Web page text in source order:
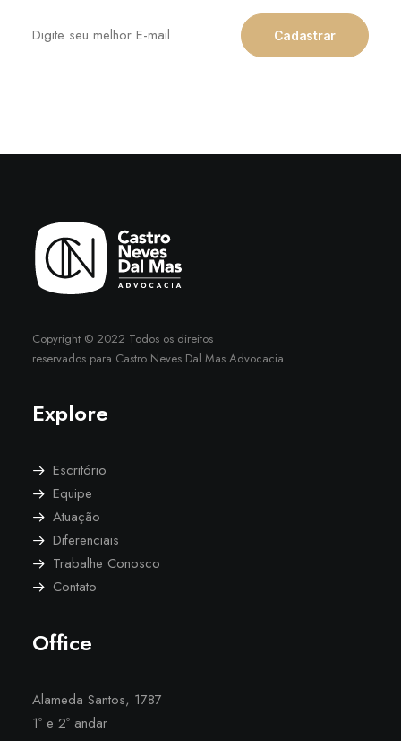
Copyright © 2022 Todos os direitos
reservados para Castro Neves Dal Mas Advocacia
Explore
Escritório
Equipe
Atuação
Diferenciais
Trabalhe Conosco
Contato
Office
Alameda Santos, 1787
1º e 2º andar